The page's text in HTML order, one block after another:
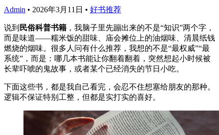
Admin • 2026年3月11日 • 好书推荐
说到 民俗科普书籍 ，我脑子里先蹦出来的不是“知识”两个字，
而是味道——糯米饭的甜味、庙会摊位上的油烟味、清晨纸钱
燃烧的烟味。很多人问有什么推荐，我想的不是“最权威”“最
系统”，而是：哪几本书能让你翻着翻着，突然想起小时候被
长辈吓唬的鬼故事，或者某个已经消失的节日小吃。
下面这些书，都是我自己看完，会忍不住想塞给朋友的那种。
逻辑不保证特别工整，但都是实打实的喜好。